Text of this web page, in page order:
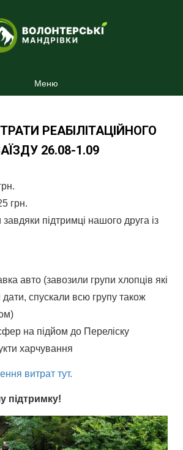
Меню
РЕАБІЛІТАЦІЙНОГО
26.08-1.09
грн.
підтримці нашого друга із
авто (завозили групи хлопців які
дати, спускали всю групу також
на підйом до Переліску
харчування
витрат тут.
підтримку!